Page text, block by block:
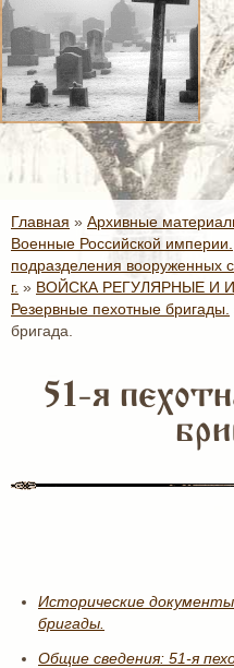
Главная » Архивные
Военные Российской империи.
подразделения вооруженных
г. » ВОЙСКА РЕГУЛЯРНЫЕ И
Резервные пехотные бригады.
бригада.
51-я
Исторические
бригады.
Общие сведения: 51-я